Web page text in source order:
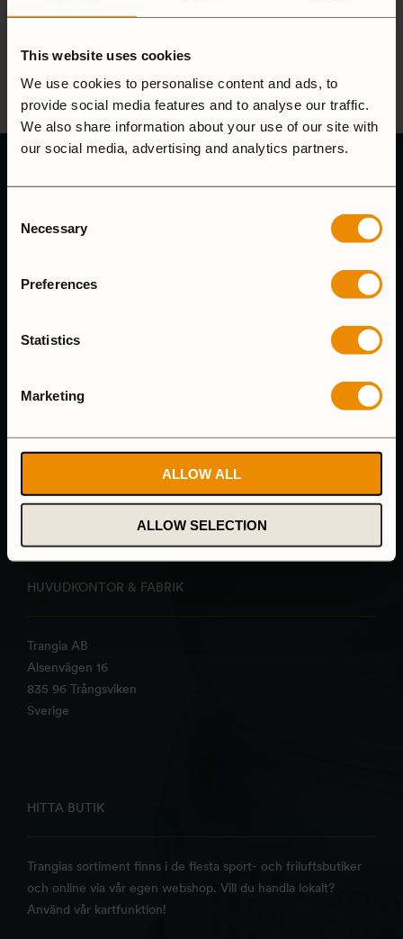
This website uses cookies
We use cookies to personalise content and ads, to
provide social media features and to analyse our traffic.
We also share information about your use of our site with
our social media, advertising and analytics partners.
Selection
Necessary
Preferences
Statistics
Marketing
ALLOW ALL
ALLOW SELECTION
malin.bergman@trangia.se
Tel: 0640-681330
Email:customersupport@trangia.se
ÅNGRA KÖP
HUVUDKONTOR & FABRIK
Trangia AB
Alsenvägen 16
835 96 Trångsviken
Sverige
HITTA BUTIK
Trangias sortiment finns i de flesta sport- och friluftsbutiker
och online via vår egen webshop. Vill du handla lokalt?
Använd vår kartfunktion!